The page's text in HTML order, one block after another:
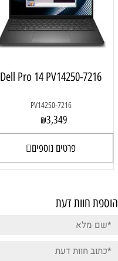
Dell Pro 14 PV14250-7216
PV14250-7216
₪3,349
פרטים נוספים
הוספת חוות דעת